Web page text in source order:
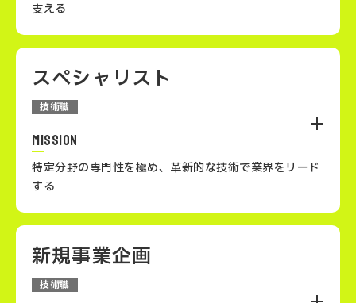
開発プロセスの理解
支える
事業推進は、プロジェクトの進行管理やリソース調整を
通じて、事業を成功に導く役割です。システムエンジニ
アとしての技術的な知識を活かしつつ、顧客との調整や
事業全体の効率化を図ります。また、プロジェクトを円
滑に進めるためのマネジメント力が求められます。
スペシャリスト
技術職
MISSION
特定分野の専門性を極め、革新的な技術で業界をリード
する
スペシャリストは、特定の技術分野に特化し、高度な専
門性を発揮するキャリアパスです。研究開発や技術の高
度化を通じて、日新システムズの競争力を高めます。自
新規事業企画
技術職